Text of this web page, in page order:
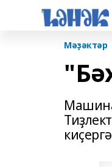
Мәҙәктәр